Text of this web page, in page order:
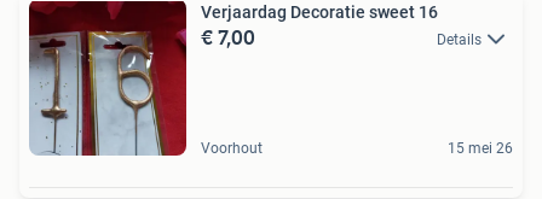
Verjaardag Decoratie sweet 16
€ 7,00 Details
Voorhout 15 mei 26